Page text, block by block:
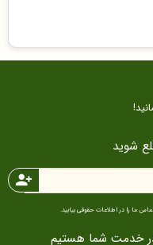
شوید
person_add
ما را در اطلاعات حقوقی بیابید.